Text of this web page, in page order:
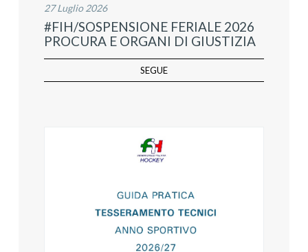
27 Luglio 2026
#FIH/SOSPENSIONE FERIALE 2026
PROCURA E ORGANI DI GIUSTIZIA
SEGUE